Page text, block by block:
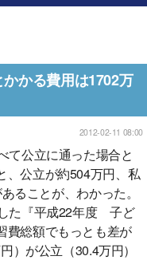
かる費用は1702万
2012-02-11 08:00
て公立に通った場合と
、公立が約504万円、私
ることが、わかった。
た『平成22年度 子ど
費総額でもっとも差が
）が公立（30.4万円）